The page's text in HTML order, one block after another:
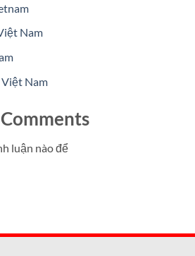
Nam
Nam
luận nào để